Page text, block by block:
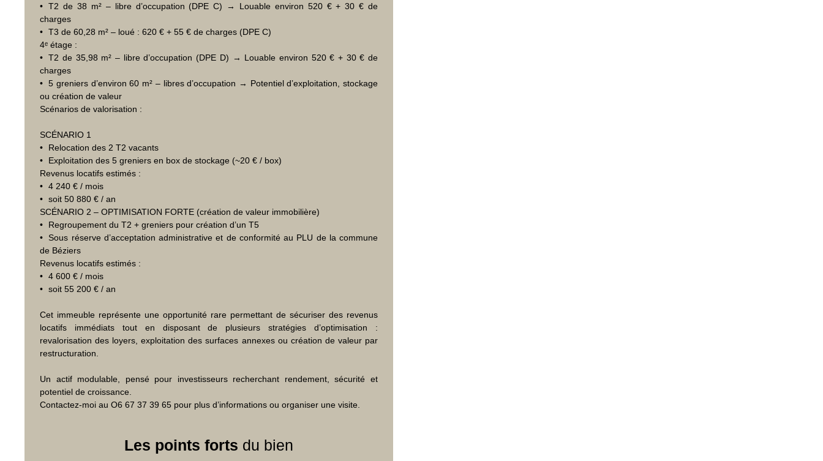
T2 de 38 m² – libre d’occupation (DPE C) → Louable environ 520 € + 30 € de
charges
T3 de 60,28 m² – loué : 620 € + 55 € de charges (DPE C)
4ᵉ étage :
T2 de 35,98 m² – libre d’occupation (DPE D) → Louable environ 520 € + 30 € de
charges
5 greniers d’environ 60 m² – libres d’occupation → Potentiel d’exploitation, stockage
ou création de valeur
Scénarios de valorisation :
SCÉNARIO 1
Relocation des 2 T2 vacants
Exploitation des 5 greniers en box de stockage (~20 € / box)
Revenus locatifs estimés :
4 240 € / mois
soit 50 880 € / an
SCÉNARIO 2 – OPTIMISATION FORTE (création de valeur immobilière)
Regroupement du T2 + greniers pour création d’un T5
Sous réserve d’acceptation administrative et de conformité au PLU de la commune
de Béziers
Revenus locatifs estimés :
4 600 € / mois
soit 55 200 € / an
Cet immeuble représente une opportunité rare permettant de sécuriser des revenus
locatifs immédiats tout en disposant de plusieurs stratégies d’optimisation :
revalorisation des loyers, exploitation des surfaces annexes ou création de valeur par
restructuration.
Un actif modulable, pensé pour investisseurs recherchant rendement, sécurité et
potentiel de croissance.
Contactez-moi au O6 67 37 39 65 pour plus d’informations ou organiser une visite.
Les points forts du bien